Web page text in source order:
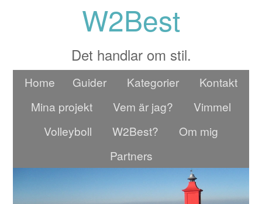
W2Best
Det handlar om stil.
Home Guider Kategorier
Kontakt
Mina projekt
Vem är jag?
Vimmel
Volleyboll
W2Best?
Om mig
Partners